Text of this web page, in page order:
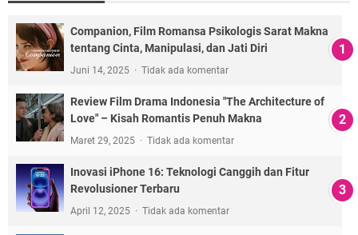
Companion, Film Romansa Psikologis Sarat Makna
tentang Cinta, Manipulasi, dan Jati Diri
Juni 14, 2025 Tidak ada komentar
Review Film Drama Indonesia "The Architecture of
Love" – Kisah Romantis Penuh Makna
Maret 29, 2025 Tidak ada komentar
Inovasi iPhone 16: Teknologi Canggih dan Fitur
Revolusioner Terbaru
April 12, 2025 Tidak ada komentar